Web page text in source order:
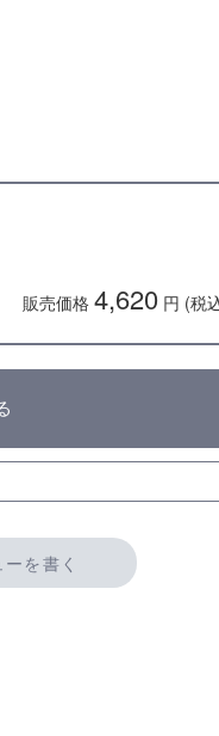
販売価格 4,620 円 (税
を書く